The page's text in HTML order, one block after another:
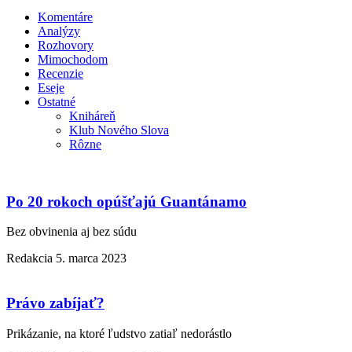
Komentáre
Analýzy
Rozhovory
Mimochodom
Recenzie
Eseje
Ostatné
Kniháreň
Klub Nového Slova
Rôzne
Po 20 rokoch opúšťajú Guantánamo
Bez obvinenia aj bez súdu
Redakcia 5. marca 2023
Právo zabíjať?
Prikázanie, na ktoré ľudstvo zatiaľ nedorástlo